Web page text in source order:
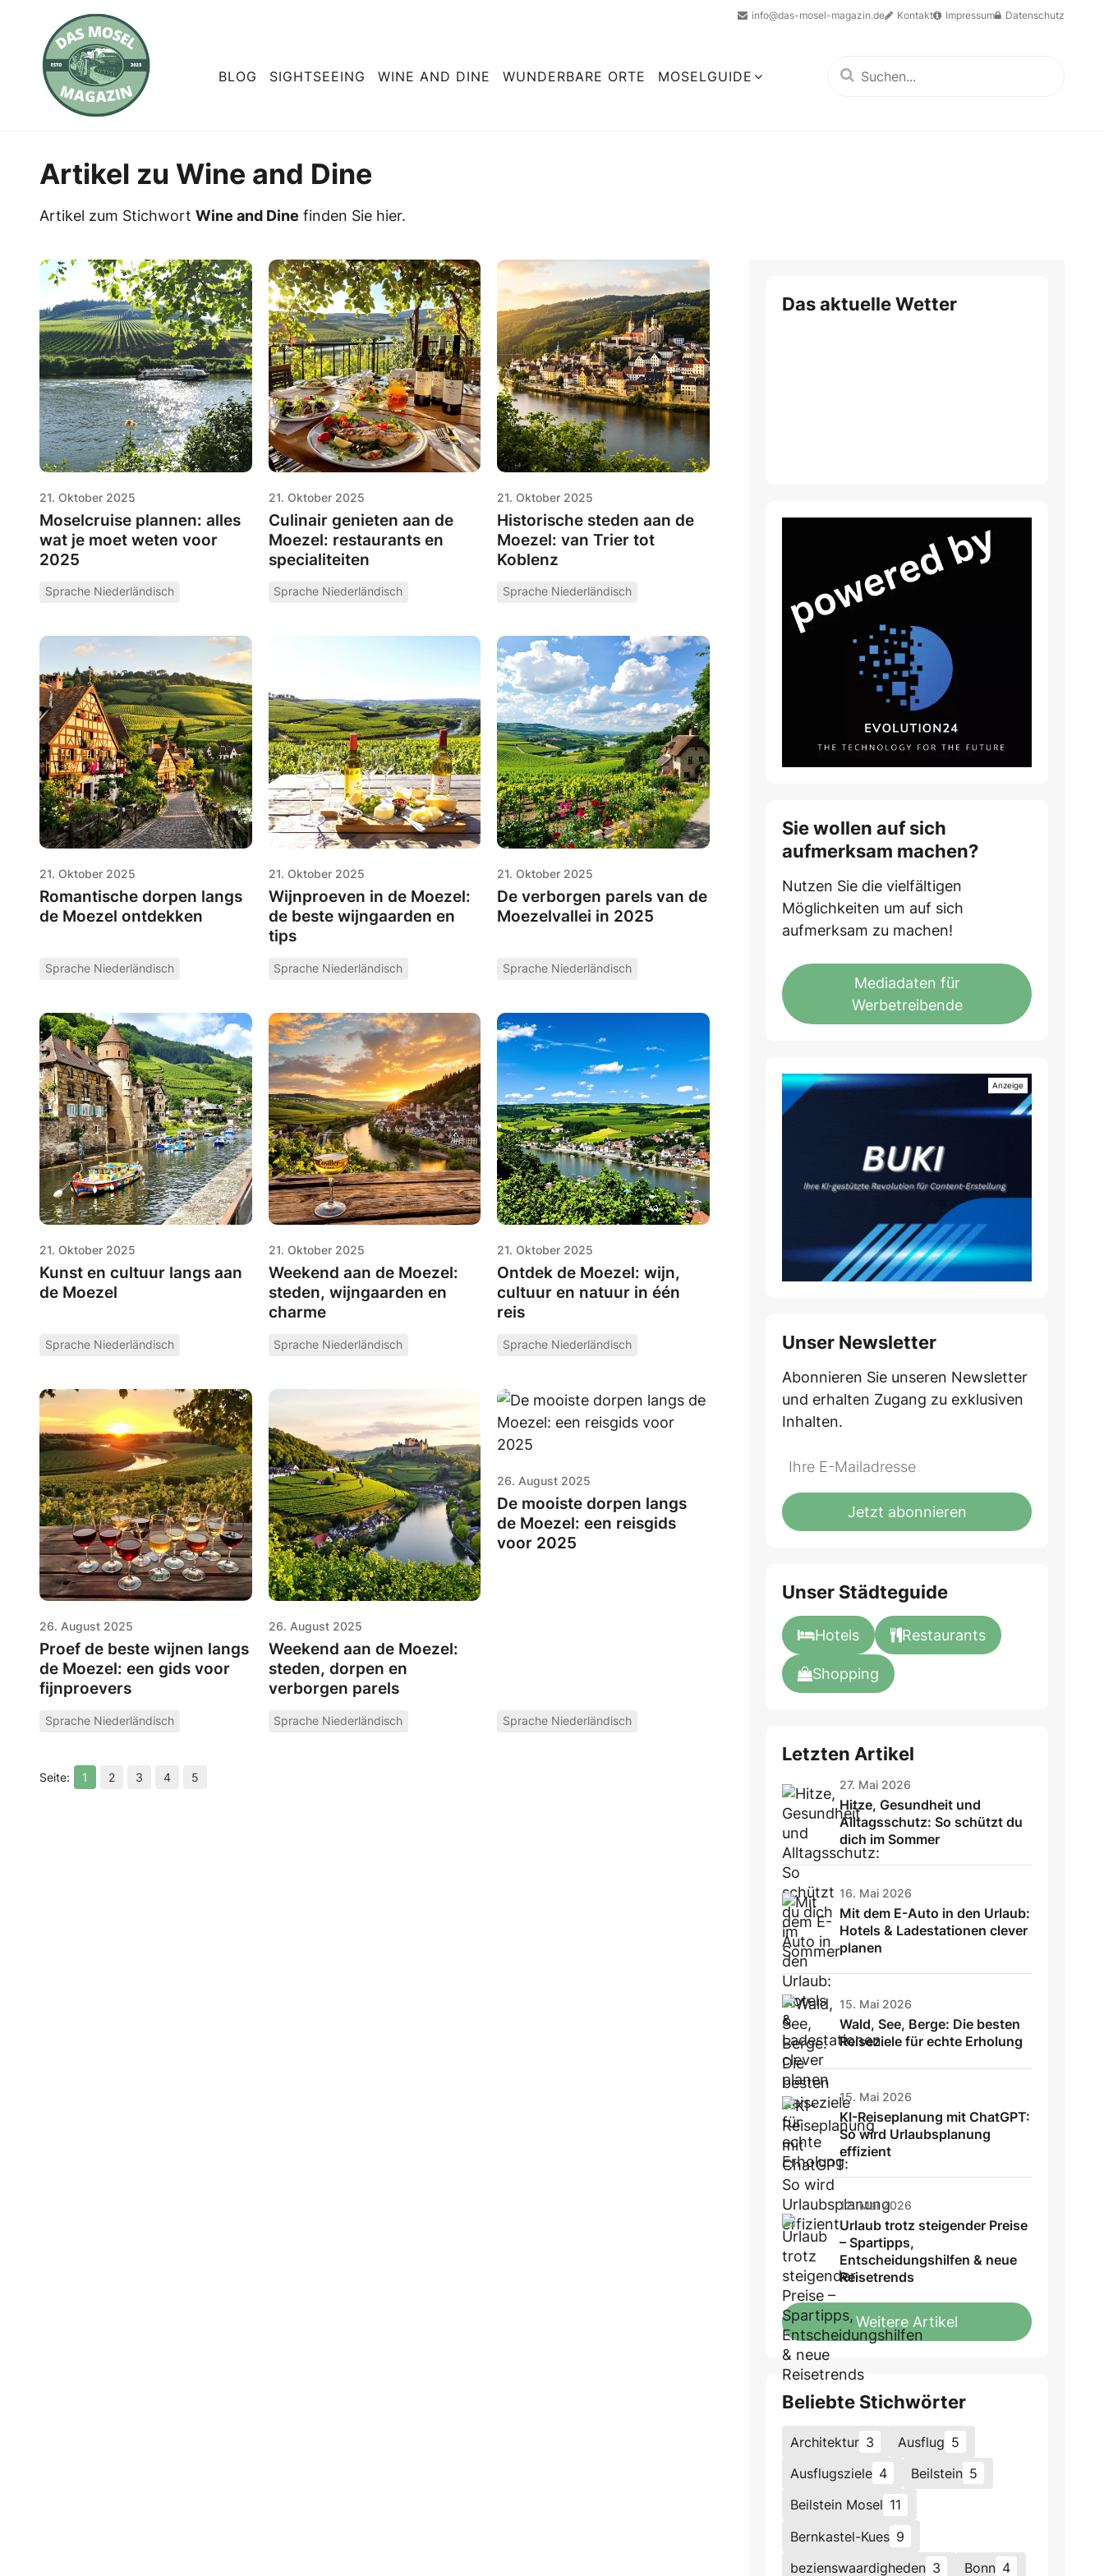
info@das-mosel-magazin.de Kontakt Impressum Datenschutz
BLOG SIGHTSEEING WINE AND DINE WUNDERBARE ORTE MOSELGUIDE
Artikel zu Wine and Dine
Artikel zum Stichwort Wine and Dine finden Sie hier.
21. Oktober 2025
Moselcruise plannen: alles
wat je moet weten voor
2025
Sprache Niederländisch
21. Oktober 2025
Culinair genieten aan de
Moezel: restaurants en
specialiteiten
Sprache Niederländisch
21. Oktober 2025
Historische steden aan de
Moezel: van Trier tot
Koblenz
Sprache Niederländisch
21. Oktober 2025
Romantische dorpen langs
de Moezel ontdekken
Sprache Niederländisch
21. Oktober 2025
Wijnproeven in de Moezel:
de beste wijngaarden en
tips
Sprache Niederländisch
21. Oktober 2025
De verborgen parels van de
Moezelvallei in 2025
Sprache Niederländisch
21. Oktober 2025
Kunst en cultuur langs aan
de Moezel
Sprache Niederländisch
21. Oktober 2025
Weekend aan de Moezel:
steden, wijngaarden en
charme
Sprache Niederländisch
21. Oktober 2025
Ontdek de Moezel: wijn,
cultuur en natuur in één
reis
Sprache Niederländisch
26. August 2025
Proef de beste wijnen langs
de Moezel: een gids voor
fijnproevers
Sprache Niederländisch
26. August 2025
Weekend aan de Moezel:
steden, dorpen en
verborgen parels
Sprache Niederländisch
26. August 2025
De mooiste dorpen langs
de Moezel: een reisgids
voor 2025
Sprache Niederländisch
1 2 3 4 5
Das aktuelle Wetter
Sie wollen auf sich
aufmerksam machen?
Nutzen Sie die vielfältigen
Möglichkeiten um auf sich
aufmerksam zu machen!
Mediadaten für
Werbetreibende
Unser Newsletter
Abonnieren Sie unseren Newsletter
und erhalten Zugang zu exklusiven
Inhalten.
Do
fill
this
*Ihre
Mailadresse:Jetzt abonnieren
Unser Städteguide
Hotels Restaurants
Shopping
Letzten Artikel
27. Mai 2026
Hitze, Gesundheit und
Alltagsschutz: So schützt du
dich im Sommer
16. Mai 2026
Mit dem E-Auto in den Urlaub:
Hotels & Ladestationen clever
planen
15. Mai 2026
Wald, See, Berge: Die besten
Reiseziele für echte Erholung
15. Mai 2026
KI-Reiseplanung mit ChatGPT:
So wird Urlaubsplanung
effizient
12. Mai 2026
Urlaub trotz steigender Preise
– Spartipps,
Entscheidungshilfen & neue
Reisetrends
Weitere Artikel
Beliebte Stichwörter
Architektur 3 Ausflug 5
Ausflugsziele 4 Beilstein 5
Beilstein Mosel 11
Bernkastel-Kues 9
bezienswaardigheden 3 Bonn 4